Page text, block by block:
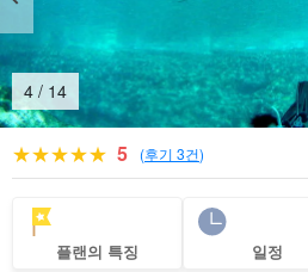
4 / 14
5 (후기 3건)
플랜의 특징 일정